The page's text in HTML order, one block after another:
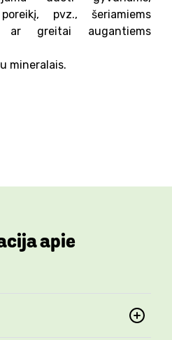
pvz., šeriamiems
ar greitai augantiems
mineralais.
apie